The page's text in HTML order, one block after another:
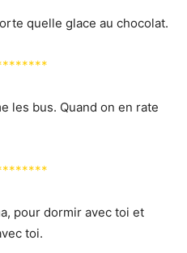
quelle glace au chocolat.
les bus. Quand on en rate
pour dormir avec toi et
toi.